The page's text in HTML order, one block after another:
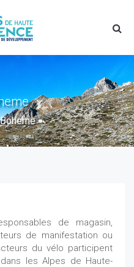
de magasin,
de manifestation ou
du vélo participent
les Alpes de Haute-